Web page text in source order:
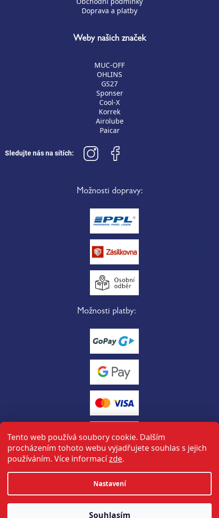
Tento web používá soubory cookie. Dalším
procházením tohoto webu vyjadřujete souhlas s jejich
používáním. Více informacízde.
Nastavení
Souhlasím
Doprava a platby
Weby našich značek
MUC-OFF
OHLINS
GS27
Sponser
Cool-X
Korrek
Airolube
Paicar
Sledujte nás na sítích:
Možnosti dopravy:
Možnosti platby:
Vytvořil Shoptet
tuto stránku vytvořil a spravuje ON-BOARD
Halbich sport. Všechna práva vyhrazena.